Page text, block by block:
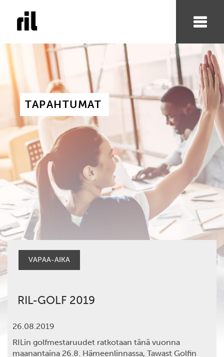
TAPAHTUMAT
VAPAA-AIKA
RIL-GOLF 2019
26.08.2019
RILin golfmestaruudet ratkotaan tänä vuonna
maanantaina 26.8. Hämeenlinnassa, Tawast Golfin